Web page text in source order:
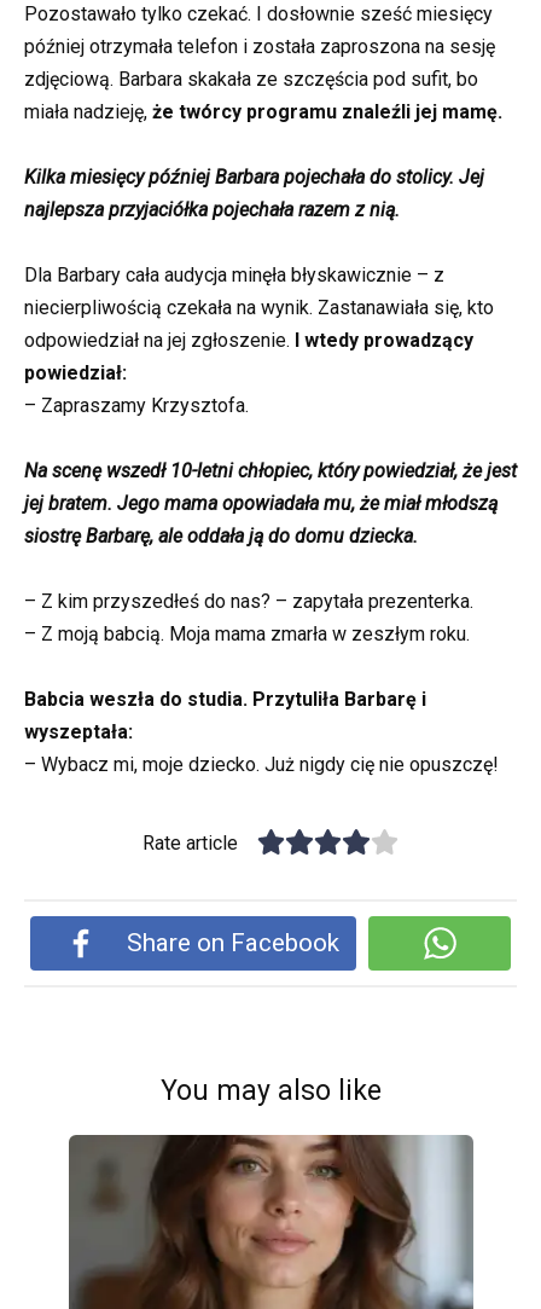
Pozostawało tylko czekać. I dosłownie sześć miesięcy
później otrzymała telefon i została zaproszona na sesję
zdjęciową. Barbara skakała ze szczęścia pod sufit, bo
miała nadzieję, że twórcy programu znaleźli jej mamę.
Kilka miesięcy później Barbara pojechała do stolicy. Jej
najlepsza przyjaciółka pojechała razem z nią.
Dla Barbary cała audycja minęła błyskawicznie – z
niecierpliwością czekała na wynik. Zastanawiała się, kto
odpowiedział na jej zgłoszenie. I wtedy prowadzący
powiedział:
– Zapraszamy Krzysztofa.
Na scenę wszedł 10-letni chłopiec, który powiedział, że jest
jej bratem. Jego mama opowiadała mu, że miał młodszą
siostrę Barbarę, ale oddała ją do domu dziecka.
– Z kim przyszedłeś do nas? – zapytała prezenterka.
– Z moją babcią. Moja mama zmarła w zeszłym roku.
Babcia weszła do studia. Przytuliła Barbarę i
wyszeptała:
– Wybacz mi, moje dziecko. Już nigdy cię nie opuszczę!
Rate article
Share on Facebook
You may also like